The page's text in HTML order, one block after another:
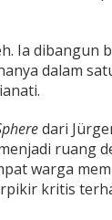
Ia dibangun
dalam
dari
ruang
warga
kritis